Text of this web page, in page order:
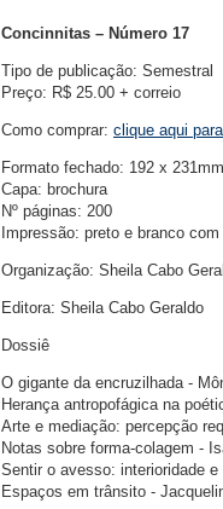
Concinnitas – Número 17
Tipo de publicação: Semestral
Preço: R$ 25.00 + correio
Como comprar: clique aqui
Formato fechado: 192 x 231mm
Capa: brochura
Nº páginas: 200
Impressão: preto e branco
Organização: Sheila Cabo
Editora: Sheila Cabo Geraldo
Dossiê
O gigante da encruzilhada -
Herança antropofágica na
Arte e mediação: percepção
Notas sobre forma-colagem -
Sentir o avesso: interioridade
Espaços em trânsito -